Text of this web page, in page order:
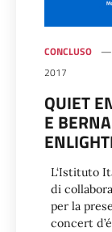
CONCLUSO
2017
QUIET
E
L‘Istituto
di
per la
concert